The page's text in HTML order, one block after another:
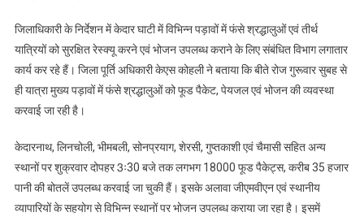
जिलाधिकारी के निर्देशन में केदार घाटी में विभिन्न पड़ावों में फंसे श्रद्धालुओं एवं तीर्थ
यात्रियों को सुरक्षित रेस्क्यू करने एवं भोजन उपलब्ध कराने के लिए संबंधित विभाग लगातार
कार्य कर रहे हैं। जिला पूर्ति अधिकारी केएस कोहली ने बताया कि बीते रोज गुरूवार सुबह से
ही यात्रा मुख्य पड़ावों में फंसे श्रद्धालुओं को फूड पैकेट, पेयजल एवं भोजन की व्यवस्था
करवाई जा रही है।
केदारनाथ, लिनचोली, भीमबली, सोनप्रयाग, शेरसी, गुप्तकाशी एवं चैमासी सहित अन्य
स्थानों पर शुक्रवार दोपहर 3ः30 बजे तक लगभग 18000 फूड पैकेट्स, करीब 35 हजार
पानी की बोतलें उपलब्ध करवाई जा चुकी हैं। इसके अलावा जीएमवीएन एवं स्थानीय
व्यापारियों के सहयोग से विभिन्न स्थानों पर भोजन उपलब्ध कराया जा रहा है। इसमें